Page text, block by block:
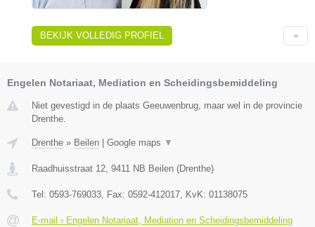
BEKIJK VOLLEDIG PROFIEL
Engelen Notariaat, Mediation en Scheidingsbemiddeling
Niet gevestigd in de plaats Geeuwenbrug, maar wel in de provincie
Drenthe.
Drenthe » Beilen Google maps ▼
Raadhuisstraat 12, 9411 NB Beilen (Drenthe)
Tel: 0593-769033, Fax: 0592-412017, KvK: 01138075
E-mail › Engelen Notariaat, Mediation en Scheidingsbemiddeling